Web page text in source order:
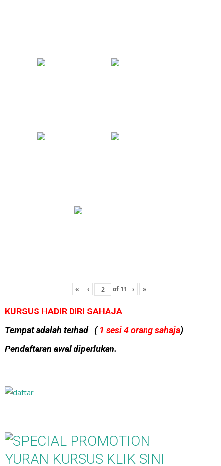
« ‹ of 11 › »
KURSUS HADIR DIRI SAHAJA
Tempat adalah terhad ( 1 sesi 4 orang sahaja)
Pendaftaran awal diperlukan.
YURAN KURSUS KLIK SINI